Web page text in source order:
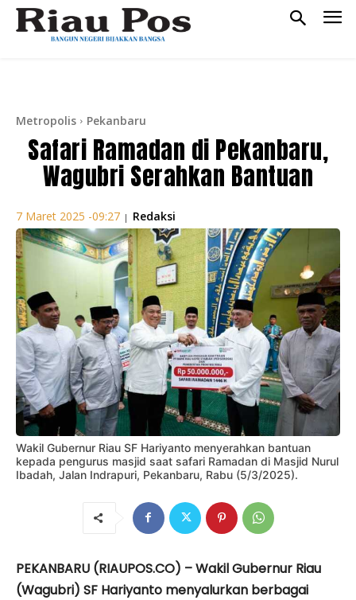
Metropolis Pekanbaru
Safari Ramadan di Pekanbaru,
Wagubri Serahkan Bantuan
7 Maret 2025 -09:27 | Redaksi
Wakil Gubernur Riau SF Hariyanto menyerahkan bantuan
kepada pengurus masjid saat safari Ramadan di Masjid Nurul
Ibadah, Jalan Indrapuri, Pekanbaru, Rabu (5/3/2025).
PEKANBARU (RIAUPOS.CO) – Wakil Gubernur Riau
(Wagubri) SF Hariyanto menyalurkan berbagai